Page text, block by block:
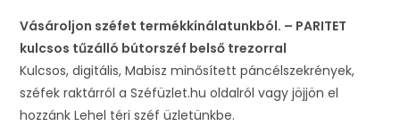
Vásároljon széfet termékkínálatunkból. – PARITET
kulcsos tűzálló bútorszéf belső trezorral
Kulcsos, digitális, Mabisz minősített páncélszekrények,
széfek raktárról a Széfüzlet.hu oldalról vagy jöjjön el
hozzánk Lehel téri széf üzletünkbe.